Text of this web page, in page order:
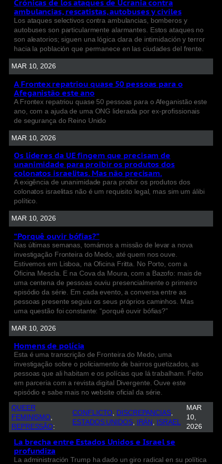
Crónicas de los ataques de Ucrania contra
ambulancias, rescatistas, autobuses y civiles
Los ataques selectivos contra ambulancias, bomberos y
autobuses son particularmente alarmantes. Estos ataques no
son aleatorios; siguen una lógica clara de intimidación y terror
hacia la población que permanece en las ciudades del frente.
MAR 10, 2026
A Frontex repatriou quase 50 pessoas para o
Afeganistão este ano
A Frontex repatriou quase 50 pessoas para o Afeganistão este
ano, com a ajuda de uma ONG liderada por ex-profissionais
de segurança do Reino Unido
MAR 10, 2026
Os líderes da UE fingem que precisam de
unanimidade para proibir os produtos dos
colonatos israelitas. Mas não precisam.
A exigência de unanimidade para proibir os produtos dos
colonatos israelitas não é um requisito legal, mas sim um álibi
político.
MAR 10, 2026
“Porquê ouvir bófias?”
Nas últimas semanas, tomámos a missão de levar a nova
investigação Fronteira do Medo, até quem nos ouve.
Estivemos em Lisboa, na Oficina Fritta. No Porto, com a
Oficina Mescla. E na Cova da Moura, com a Bazofo: mais de
uma centena de pessoas ouviu presencialmente o primeiro
episódio da série. Em cada evento, a conversa entre as
pessoas presente seguiu os seus próprios caminhos. Mas
uma questão foi constante: “porquê ouvir bófias?”
MAR 10, 2026
Homens de polícia
Esta é uma transcrição de Fronteira do Medo, uma
investigação sobre o policiamento de bairros guetizados, as
pessoas que ali habitam e os polícias que lá trabalham. Feito
em parceria com a revista digital Divergente. Ouve este
episódio e sabe mais no website oficial da série.
QUEER
FEMINISMO
REPRESSÃO:
CONFLICTO DISCREPANCIAS
ESTADOS UNIDOS, IRÁN ISRAEL
MAR
10,
2026
La brecha entre Estados Unidos e Israel se
profundiza
La administración Trump ha dado un giro radical en su política